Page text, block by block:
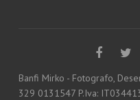
Banfi Mirko - Fotografo,
329 0131547 P.Iva: